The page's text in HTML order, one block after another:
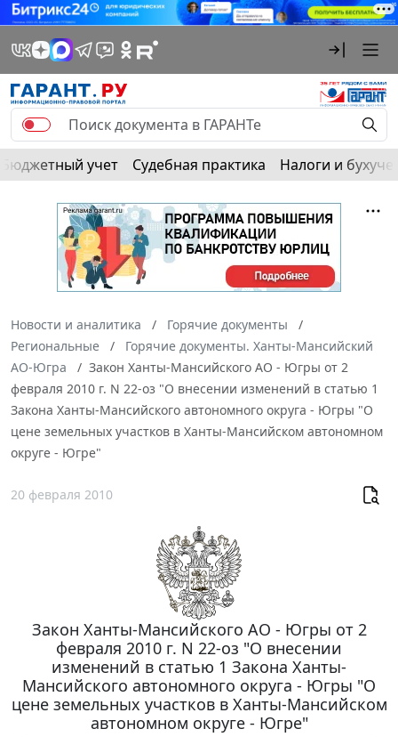
Бюджетный учет Судебная практика Налоги и
Новости и аналитика
Горячие документы
Региональные
Горячие документы. Ханты-Мансийский
АО-Югра
Закон Ханты-Мансийского АО - Югры от 2
февраля 2010 г. N 22-оз "О внесении изменений в статью 1
Закона Ханты-Мансийского автономного округа - Югры "О
цене земельных участков в Ханты-Мансийском автономном
округе - Югре"
20 февраля 2010
Закон Ханты-Мансийского АО - Югры от 2
февраля 2010 г. N 22-оз "О внесении
изменений в статью 1 Закона Ханты-
Мансийского автономного округа - Югры "О
цене земельных участков в Ханты-Мансийском
автономном округе - Югре"